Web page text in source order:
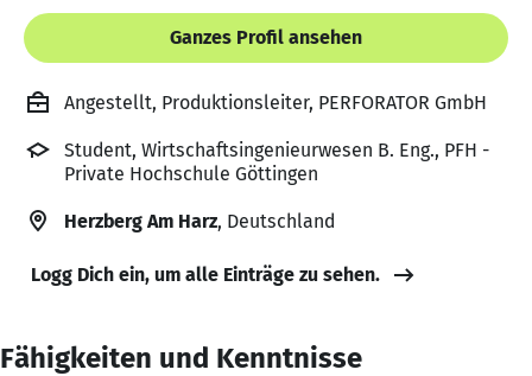
Ganzes Profil ansehen
Angestellt, Produktionsleiter, PERFORATOR GmbH
Student, Wirtschaftsingenieurwesen B. Eng., PFH -
Private Hochschule Göttingen
Herzberg Am Harz, Deutschland
Logg Dich ein, um alle Einträge zu sehen.
Fähigkeiten und Kenntnisse